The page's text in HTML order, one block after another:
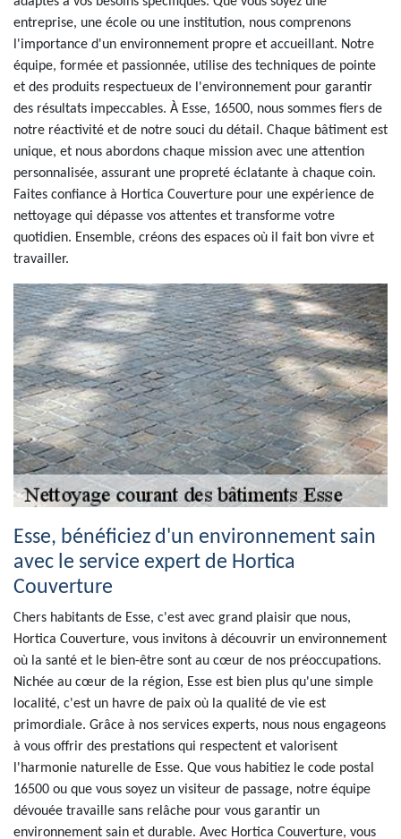
entreprise, une école ou une institution, nous comprenons
l'importance d'un environnement propre et accueillant. Notre
équipe, formée et passionnée, utilise des techniques de pointe
et des produits respectueux de l'environnement pour garantir
des résultats impeccables. À Esse, 16500, nous sommes fiers de
notre réactivité et de notre souci du détail. Chaque bâtiment est
unique, et nous abordons chaque mission avec une attention
personnalisée, assurant une propreté éclatante à chaque coin.
Faites confiance à Hortica Couverture pour une expérience de
nettoyage qui dépasse vos attentes et transforme votre
quotidien. Ensemble, créons des espaces où il fait bon vivre et
travailler.
Esse, bénéficiez d'un environnement sain
avec le service expert de Hortica
Couverture
Chers habitants de Esse, c'est avec grand plaisir que nous,
Hortica Couverture, vous invitons à découvrir un environnement
où la santé et le bien-être sont au cœur de nos préoccupations.
Nichée au cœur de la région, Esse est bien plus qu'une simple
localité, c'est un havre de paix où la qualité de vie est
primordiale. Grâce à nos services experts, nous nous engageons
à vous offrir des prestations qui respectent et valorisent
l'harmonie naturelle de Esse. Que vous habitiez le code postal
16500 ou que vous soyez un visiteur de passage, notre équipe
dévouée travaille sans relâche pour vous garantir un
environnement sain et durable. Avec Hortica Couverture, vous